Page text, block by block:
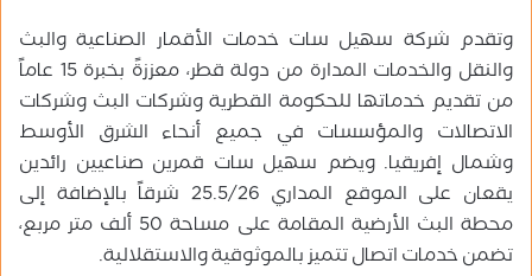
وتقدم شركة سهيل سات خدمات الأقمار الصناعية والبث
والنقل والخدمات المدارة من دولة قطر، معززةً بخبرة 15 عاماً
من تقديم خدماتها للحكومة القطرية وشركات البث وشركات
الاتصالات والمؤسسات في جميع أنحاء الشرق الأوسط
وشمال إفريقيا. ويضم سهيل سات قمرين صناعيين رائدين
يقعان على الموقع المداري 25.5/26 شرقاً بالإضافة إلى
محطة البث الأرضية المقامة على مساحة 50 ألف متر مربع،
تضمن خدمات اتصال تتميز بالموثوقية والاستقلالية.